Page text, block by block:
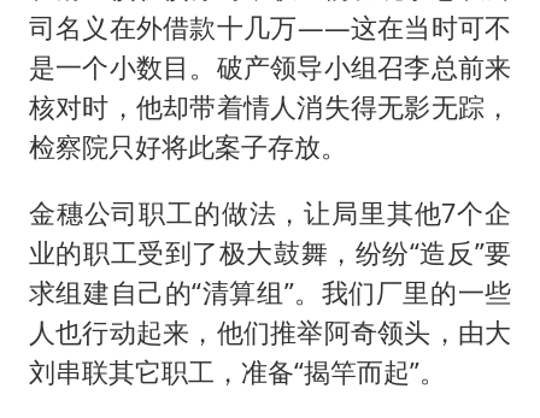
司名义在外借款十几万——这在当时可不
是一个小数目。破产领导小组召李总前来
核对时，他却带着情人消失得无影无踪，
检察院只好将此案子存放。
金穗公司职工的做法，让局里其他7个企
业的职工受到了极大鼓舞，纷纷“造反”要
求组建自己的“清算组”。我们厂里的一些
人也行动起来，他们推举阿奇领头，由大
刘串联其它职工，准备“揭竿而起”。